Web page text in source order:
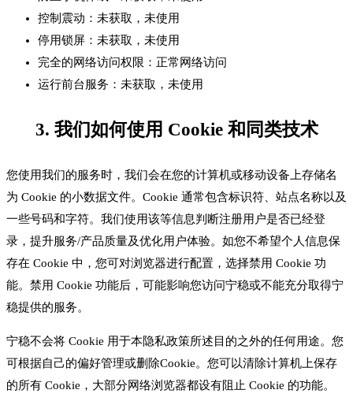
控制震动：未获取，未使用
停用锁屏：未获取，未使用
完全的网络访问权限：正常网络访问
运行前台服务：未获取，未使用
3. 我们如何使用 Cookie 和同类技术
您使用我们的服务时，我们会在您的计算机或移动设备上存储名
为 Cookie 的小数据文件。Cookie 通常包含标识符、站点名称以及
一些号码和字符。我们使用该等信息判断注册用户是否已经登
录，提升服务/产品质量及优化用户体验。如您不希望个人信息保
存在 Cookie 中，您可对浏览器进行配置，选择禁用 Cookie 功
能。禁用 Cookie 功能后，可能影响您访问宁稳或不能充分取得宁
稳提供的服务。
宁稳不会将 Cookie 用于本隐私政策所述目的之外的任何用途。您
可根据自己的偏好管理或删除Cookie。您可以清除计算机上保存
的所有 Cookie，大部分网络浏览器都设有阻止 Cookie 的功能。